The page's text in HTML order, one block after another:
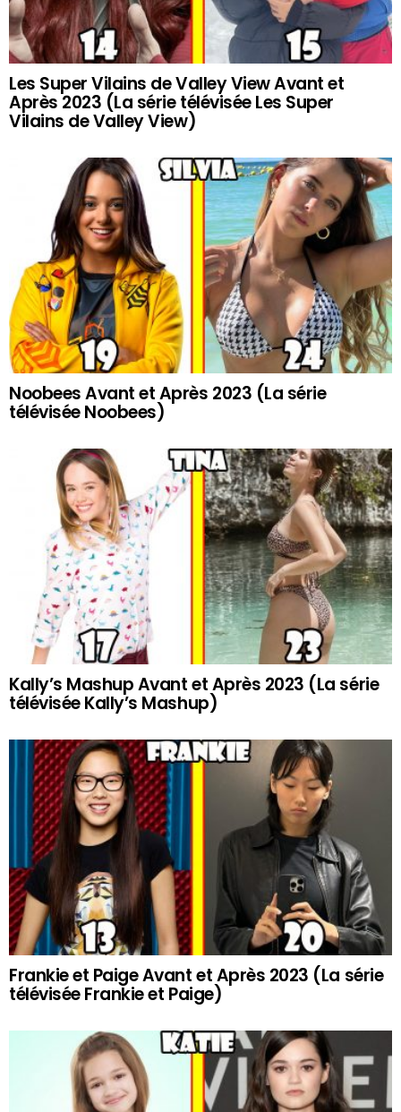
Les Super Vilains de Valley View Avant et
Après 2023 (La série télévisée Les Super
Vilains de Valley View)
Noobees Avant et Après 2023 (La série
télévisée Noobees)
Kally’s Mashup Avant et Après 2023 (La série
télévisée Kally’s Mashup)
Frankie et Paige Avant et Après 2023 (La série
télévisée Frankie et Paige)